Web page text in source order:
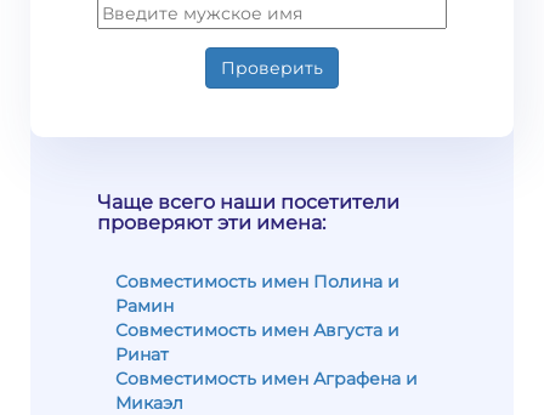
Проверить
Чаще всего наши посетители
проверяют эти имена:
Совместимость имен Полина и
Рамин
Совместимость имен Августа и
Ринат
Совместимость имен Аграфена и
Микаэл